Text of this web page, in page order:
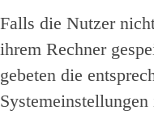
Falls die Nutzer
ihrem Rechner
gebeten die